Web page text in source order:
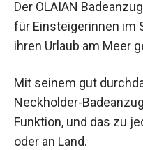
perfekt für
all jene, die ihren
möchten.
Mit seinem gut
dieser Neckholder-
auch Funktion, und